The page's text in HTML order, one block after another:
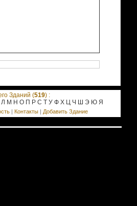
Зданий (519) :
Л М Н О П Р С Т У Ф Х Ц Ч Ш Э Ю Я
|Контакты | Добавить Здание